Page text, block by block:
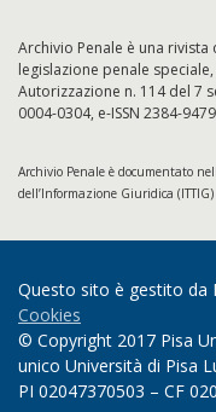
Archivio Penale è una
legislazione penale
Autorizzazione n. 114 del 7
0004-0304, e-ISSN 2384-9479
Archivio Penale è documentato
dell’Informazione Giuridica
Questo sito è gestito da
Cookies
© Copyright 2017 Pisa
unico Università di Pisa
PI 02047370503 – CF